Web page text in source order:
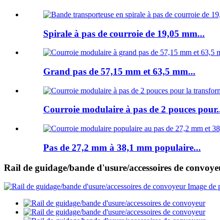
Spirale à pas de courroie de 19,05 mm...
Grand pas de 57,15 mm et 63,5 mm...
Courroie modulaire à pas de 2 pouces
Pas de 27,2 mm à 38,1 mm populaire...
Rail de guidage/bande d'usure/accessoires de